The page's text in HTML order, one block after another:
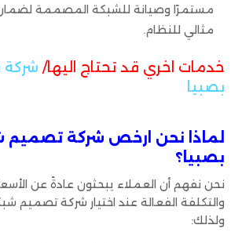
مستمرًا وصيانة للشبكة المصممة لضمان
مثالي للنظام.
خدمات اخري قد تحتاج اليها/
بصبيا
لماذا نحن ارخص شركة تصميم
بصبيا؟
نحن نفهم أن العملاء يبحثون عادةً عن
والتكلفة الفعالة عند اختيار شركة تصميم
ولذلك: